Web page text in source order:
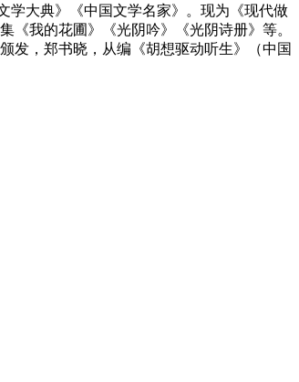
学大典》《中国文学名家》。现为《现代做
我的花圃》《光阴吟》《光阴诗册》等。
发，郑书晓，从编《胡想驱动听生》（中国